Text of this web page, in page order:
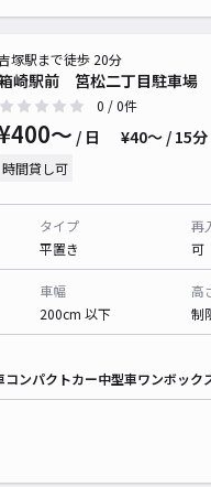
崎駅前 筥松二丁目駐車場
塚駅まで徒歩 20分
0 / 0件
〜 / 日 ¥40〜 / 15分
時間貸し可
タイプ
平置き
再
可
車幅
200cm 以下
高
制
コンパクトカー中型車ワンボック